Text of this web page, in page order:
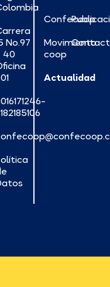
No.97
40
Confecoop
Movimiento
coop
Actualidad